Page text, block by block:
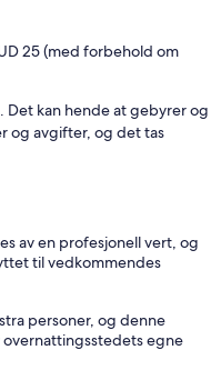
25 (med forbehold om
Det kan hende at gebyrer og
og avgifter, og det tas
av en profesjonell vert, og
til vedkommendes
personer, og denne
egne